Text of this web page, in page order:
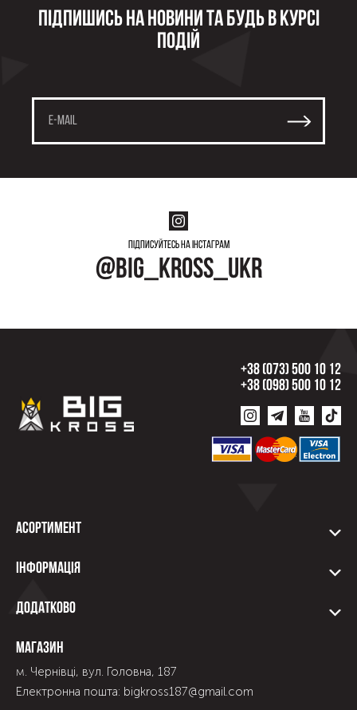
Підпишись на новини та будь в курсі
подій
Підписуйтесь на інстаграм
@big_kross_ukr
+38 (073) 500 10 12
+38 (098) 500 10 12
Асортимент
Інформація
Додатково
Магазин
м. Чернівці, вул. Головна, 187
Електронна пошта: bigkross187@gmail.com